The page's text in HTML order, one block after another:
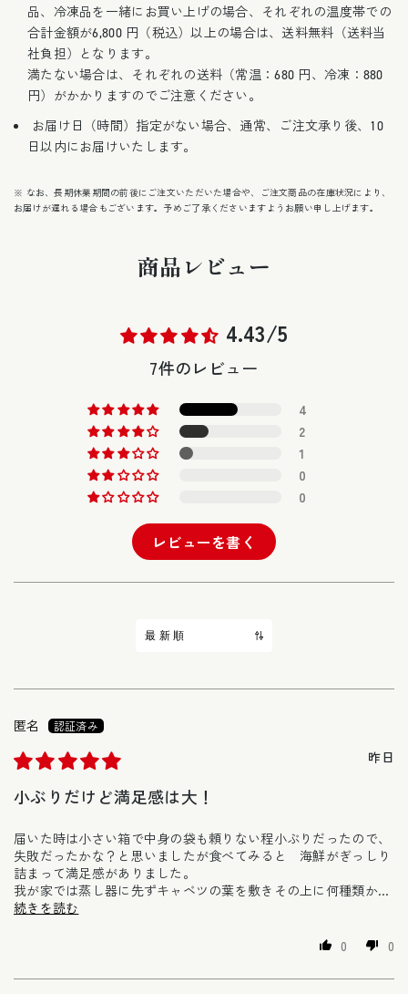
品、冷凍品を一緒にお買い上げの場合、それぞれの温度帯での
合計金額が6,800 円（税込）以上の場合は、送料無料（送料当
社負担）となります。
満たない場合は、それぞれの送料（常温：680 円、冷凍：880
円）がかかりますのでご注意ください。
お届け日（時間）指定がない場合、通常、ご注文承り後、10
日以内にお届けいたします。
※ なお、長期休業期間の前後にご注文いただいた場合や、ご注文商品の在庫状況により、
お届けが遅れる場合もございます。予めご了承くださいますようお願い申し上げます。
商品レビュー
4.43/5
7件のレビュー
4
2
1
0
0
レビューを書く
Sort by
昨日
匿名
小ぶりだけど満足感は大！
届いた時は小さい箱で中身の袋も頼りない程小ぶりだったので、
失敗だったかな？と思いましたが食べてみると 海鮮がぎっしり
詰まって満足感がありました。
我が家では蒸し器に先ずキャベツの葉を敷きその上に何種類か...
続きを読む
0 0